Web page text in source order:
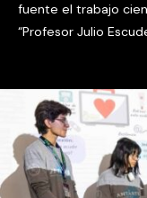
fuente el trabajo
“Profesor Julio